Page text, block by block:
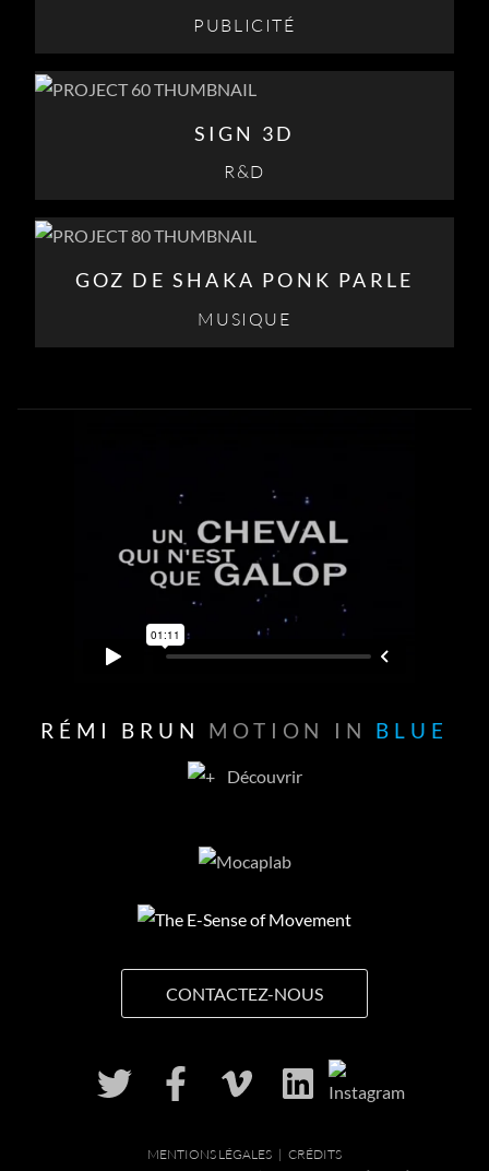
PUBLICITÉ
SIGN 3D
R&D
GOZ DE SHAKA PONK PARLE
MUSIQUE
RÉMI BRUN MOTION IN BLUE
Découvrir
CONTACTEZ-NOUS
MENTIONS LÉGALES | CRÉDITS